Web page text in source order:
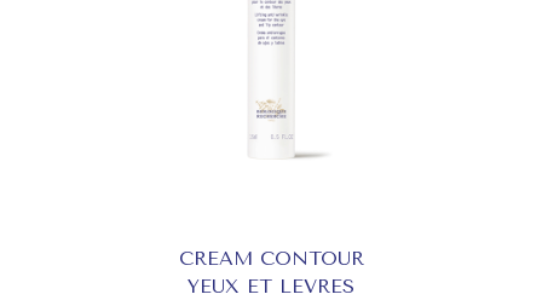
CREAM CONTOUR
YEUX ET LEVRES